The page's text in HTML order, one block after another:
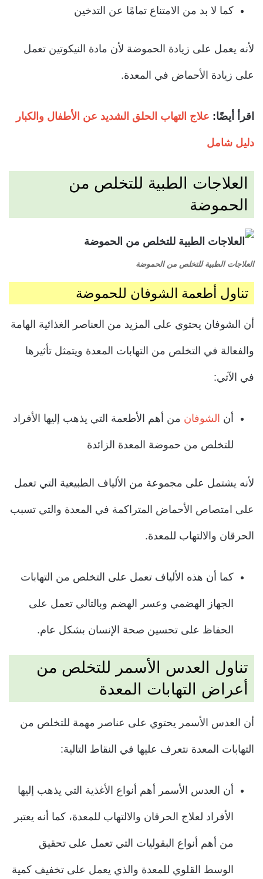
كما لا بد من الامتناع تمامًا عن التدخين
لأنه يعمل على زيادة الحموضة لأن مادة النيكوتين تعمل
على زيادة الأحماض في المعدة.
اقرأ أيضًا: علاج التهاب الحلق الشديد عن الأطفال والكبار
دليل شامل
العلاجات الطبية للتخلص من
الحموضة
العلاجات الطبية للتخلص من الحموضة
تناول أطعمة الشوفان للحموضة
أن الشوفان يحتوي على المزيد من العناصر الغذائية الهامة
والفعالة في التخلص من التهابات المعدة ويتمثل تأثيرها
في الآتي:
أن الشوفان من أهم الأطعمة التي يذهب إليها الأفراد
للتخلص من حموضة المعدة الزائدة
لأنه يشتمل على مجموعة من الألياف الطبيعية التي تعمل
على امتصاص الأحماض المتراكمة في المعدة والتي تسبب
الحرقان والالتهاب للمعدة.
كما أن هذه الألياف تعمل على التخلص من التهابات
الجهاز الهضمي وعسر الهضم وبالتالي تعمل على
الحفاظ على تحسين صحة الإنسان بشكل عام.
تناول العدس الأسمر للتخلص من
أعراض التهابات المعدة
أن العدس الأسمر يحتوي على عناصر مهمة للتخلص من
التهابات المعدة نتعرف عليها في النقاط التالية:
أن العدس الأسمر أهم أنواع الأغذية التي يذهب إليها
الأفراد لعلاج الحرقان والالتهاب للمعدة، كما أنه يعتبر
من أهم أنواع البقوليات التي تعمل على تحقيق
الوسط القلوي للمعدة والذي يعمل على تخفيف كمية